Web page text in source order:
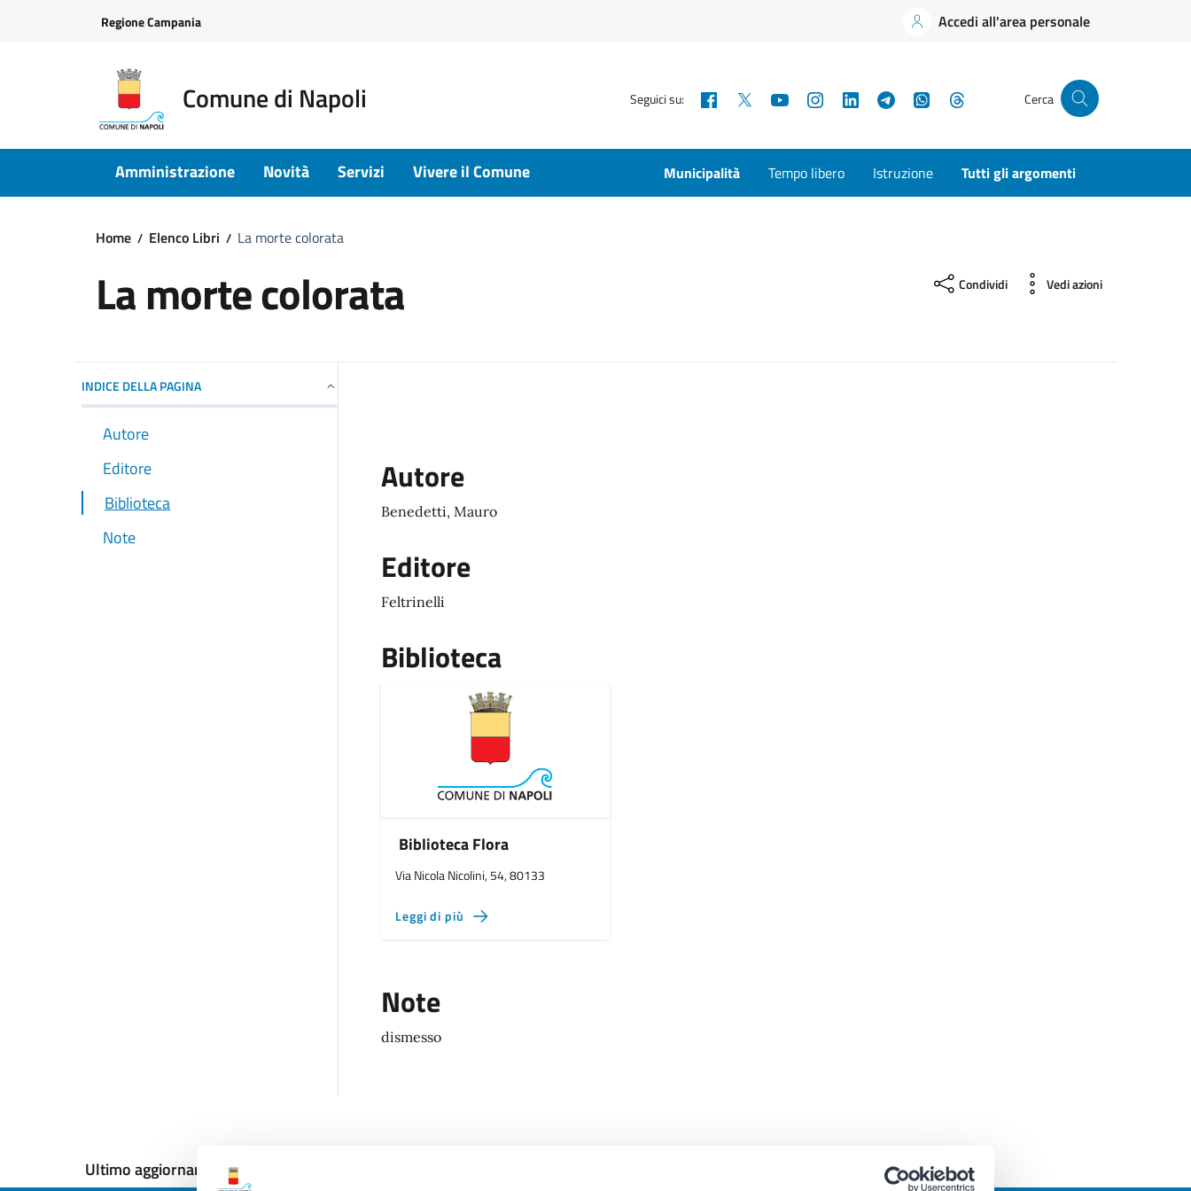
Regione Campania Accedi all'area personale
Comune di Napoli Seguici su: Facebook YouTubeInstagramLinkedInTelegramWhatsApp Cerca
Amministrazione Novità Servizi Vivere il Comune Municipalità Tempo libero Istruzione Tutti gli argomenti
Home Elenco Libri La morte colorata
La morte colorata Condividi Vedi azioni
INDICE DELLA PAGINA
Autore
Editore
Biblioteca
Note
Autore
Benedetti, Mauro
Editore
Feltrinelli
Biblioteca
Biblioteca Flora
Via Nicola Nicolini, 54, 80133
Leggi di più
Note
dismesso
Ultimo aggiornamento: